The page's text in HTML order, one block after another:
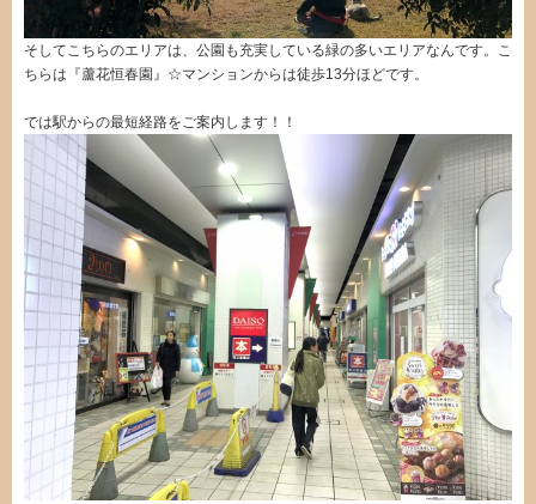
そしてこちらのエリアは、公園も充実している緑の多いエリアなんです。こ
ちらは『蘆花恒春園』☆マンションからは徒歩13分ほどです。
では駅からの最短経路をご案内します！！